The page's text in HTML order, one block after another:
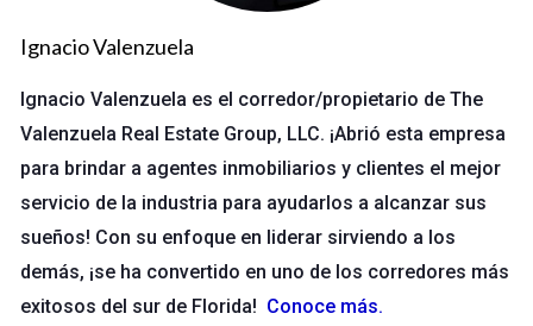
presentan algunas tácticas efectivas:
La base para obtener referidos es ofrecer un servicio de
calidad que supere las expectativas del cliente. Esto implica
no solo cumplir, sino exceder lo que se promete. Un cliente
satisfecho está más propenso a referir a otros.
2. Pedir Referidos Directamente
No hay nada de malo en solicitar referidos. Después de
Ignacio Valenzuela
Ignacio Valenzuela es el corredor/propietario de The
Valenzuela Real Estate Group, LLC. ¡Abrió esta empresa
para brindar a agentes inmobiliarios y clientes el mejor
servicio de la industria para ayudarlos a alcanzar sus
sueños! Con su enfoque en liderar sirviendo a los
demás, ¡se ha convertido en uno de los corredores más
exitosos del sur de Florida! Conoce más.